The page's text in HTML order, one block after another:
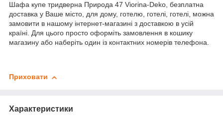
Шафа купе тридверна Природа 47 Viorina-Deko, безплатна
доставка у Ваше місто, для дому, готелю, готелі, готелі, можна
замовити в нашому інтернет-магазині з доставкою в усій
країні. Для цього просто оформіть замовлення в кошику
магазину або наберіть один із контактних номерів телефона.
Приховати
Характеристики